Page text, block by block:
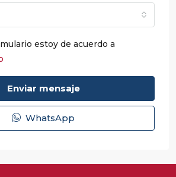
estoy de acuerdo a
Enviar mensaje
WhatsApp